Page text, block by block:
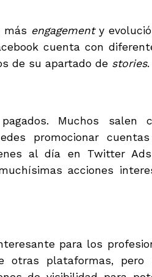
más engagementy
cuenta con
de su apartado de stories.
Muchos salen
promocionar
al día en Twitter
acciones
para los
otras plataformas,